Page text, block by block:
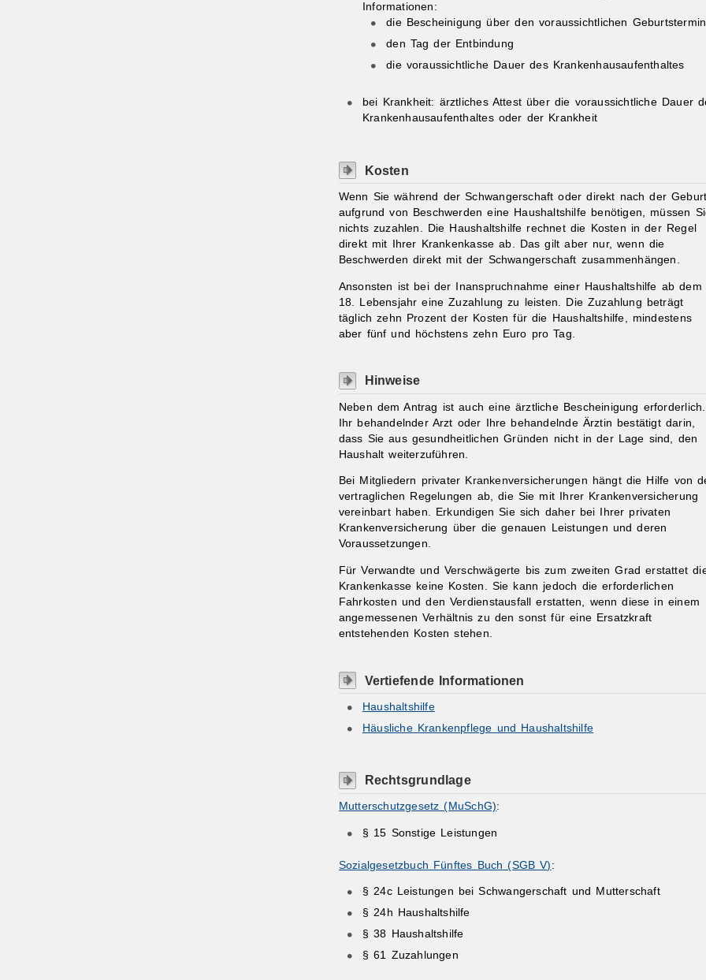
Informationen:
die Bescheinigung über den voraussichtlichen Geburtstermin
den Tag der Entbindung
die voraussichtliche Dauer des Krankenhausaufenthaltes
bei Krankheit: ärztliches Attest über die voraussichtliche Dauer
Krankenhausaufenthaltes oder der Krankheit
Kosten
Wenn Sie während der Schwangerschaft oder direkt nach der Geburt
aufgrund von Beschwerden eine Haushaltshilfe benötigen, müssen
nichts zuzahlen. Die Haushaltshilfe rechnet die Kosten in der Regel
direkt mit Ihrer Krankenkasse ab. Das gilt aber nur, wenn die
Beschwerden direkt mit der Schwangerschaft zusammenhängen.
Ansonsten ist bei der Inanspruchnahme einer Haushaltshilfe ab dem
18. Lebensjahr eine Zuzahlung zu leisten. Die Zuzahlung beträgt
täglich zehn Prozent der Kosten für die Haushaltshilfe, mindestens
aber fünf und höchstens zehn Euro pro Tag.
Hinweise
Neben dem Antrag ist auch eine ärztliche Bescheinigung erforderlich.
Ihr behandelnder Arzt oder Ihre behandelnde Ärztin bestätigt darin,
dass Sie aus gesundheitlichen Gründen nicht in der Lage sind, den
Haushalt weiterzuführen.
Bei Mitgliedern privater Krankenversicherungen hängt die Hilfe von
vertraglichen Regelungen ab, die Sie mit Ihrer Krankenversicherung
vereinbart haben. Erkundigen Sie sich daher bei Ihrer privaten
Krankenversicherung über die genauen Leistungen und deren
Voraussetzungen.
Für Verwandte und Verschwägerte bis zum zweiten Grad erstattet
Krankenkasse keine Kosten. Sie kann jedoch die erforderlichen
Fahrkosten und den Verdienstausfall erstatten, wenn diese in einem
angemessenen Verhältnis zu den sonst für eine Ersatzkraft
entstehenden Kosten stehen.
Vertiefende Informationen
Haushaltshilfe
Häusliche Krankenpflege und Haushaltshilfe
Rechtsgrundlage
Mutterschutzgesetz (MuSchG):
§ 15 Sonstige Leistungen
Sozialgesetzbuch Fünftes Buch (SGB V) :
§ 24c Leistungen bei Schwangerschaft und Mutterschaft
§ 24h Haushaltshilfe
§ 38 Haushaltshilfe
§ 61 Zuzahlungen